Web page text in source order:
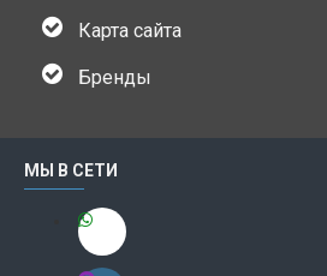
Карта сайта
Бренды
МЫ В СЕТИ